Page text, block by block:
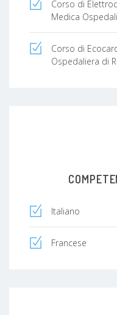
Corso di
Medica
Corso di
Ospedaliera di
Italiano
Francese